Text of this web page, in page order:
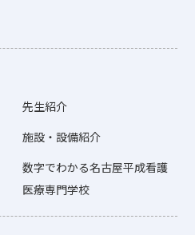
先生紹介
施設・設備紹介
数字でわかる名古屋平成看護
医療専門学校